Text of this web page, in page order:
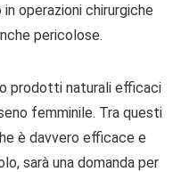
in operazioni chirurgiche
pericolose.
prodotti naturali efficaci
femminile. Tra questi
è davvero efficace e
sarà una domanda per